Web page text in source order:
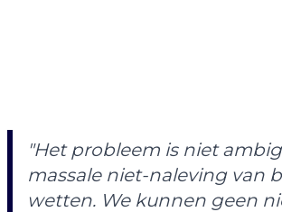
"Het probleem is niet
massale niet-naleving van
wetten. We kunnen geen